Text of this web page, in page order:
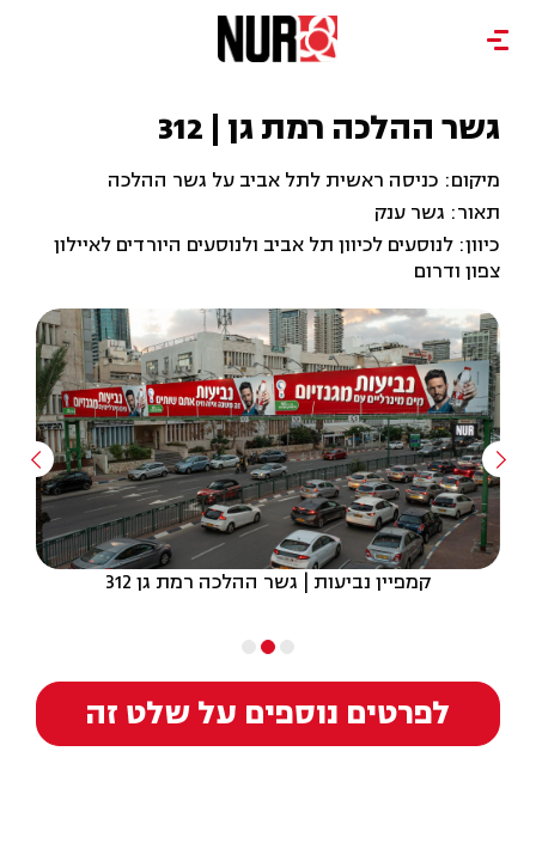
גשר ההלכה רמת גן | 312
מיקום: כניסה ראשית לתל אביב על גשר ההלכה
תאור: גשר ענק
כיוון: לנוסעים לכיוון תל אביב ולנוסעים היורדים לאיילון
צפון ודרום
קמפיין נביעות | גשר ההלכה רמת גן 312
לפרטים נוספים על שלט זה